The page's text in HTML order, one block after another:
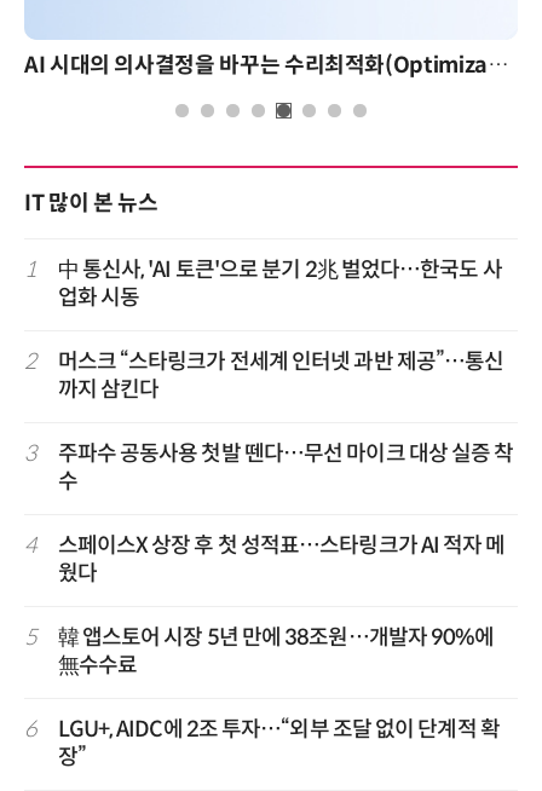
AI 시대의 의사결정을 바꾸는 수리최적화(Optimization): 실제 산업 적용 사례와 활용 전략
IT 많이 본 뉴스
1
中 통신사, 'AI 토큰'으로 분기 2兆 벌었다…한국도 사
업화 시동
2
머스크 “스타링크가 전세계 인터넷 과반 제공”…통신
까지 삼킨다
3
주파수 공동사용 첫발 뗀다…무선 마이크 대상 실증 착
수
4
스페이스X 상장 후 첫 성적표…스타링크가 AI 적자 메
웠다
5
韓 앱스토어 시장 5년 만에 38조원…개발자 90%에
無수수료
6
LGU+, AIDC에 2조 투자…“외부 조달 없이 단계적 확
장”